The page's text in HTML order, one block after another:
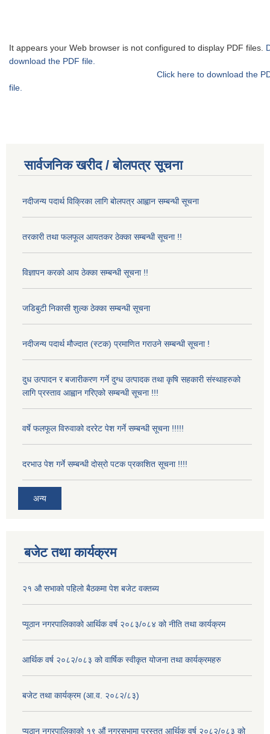
It appears your Web browser is not configured to display PDF files.
download the PDF file.
Click here to download the
file.
सार्वजनिक खरीद / बोलपत्र सूचना
नदीजन्य पदार्थ विक्रिका लागि बोलपत्र आह्वान सम्बन्धी सूचना
तरकारी तथा फलफूल आयतकर ठेक्का सम्बन्धी सूचना !!
विज्ञापन करको आय ठेक्का सम्बन्धी सूचना !!
जडिबुटी निकासी शुल्क ठेक्का सम्बन्धी सूचना
नदीजन्य पदार्थ मौज्दात (स्टक) प्रमाणित गराउने सम्बन्धी सूचना !
दुध उत्पादन र बजारीकरण गर्ने दुग्ध उत्पादक तथा कृषि सहकारी संस्थाहरुको
लागि प्रस्ताव आह्वान गरिएको सम्बन्धी सूचना !!!
वर्षे फलफूल विरुवाको दररेट पेश गर्ने सम्बन्धी सूचना !!!!!
दरभाउ पेश गर्ने सम्बन्धी दोस्रो पटक प्रकाशित सूचना !!!!
अन्य
बजेट तथा कार्यक्रम
२१ औ सभाको पहिलो बैठकमा पेश बजेट वक्तब्य
प्यूठान नगरपालिकाको आर्थिक वर्ष २०८३/०८४ को नीति तथा कार्यक्रम
आर्थिक वर्ष २०८२/०८३ को वार्षिक स्वीकृत योजना तथा कार्यक्रमहरु
बजेट तथा कार्यक्रम (आ.व. २०८२/८३)
प्यूठान नगरपालिकाको १९ औं नगरसभामा प्रस्तुत आर्थिक वर्ष २०८२/०८३ को